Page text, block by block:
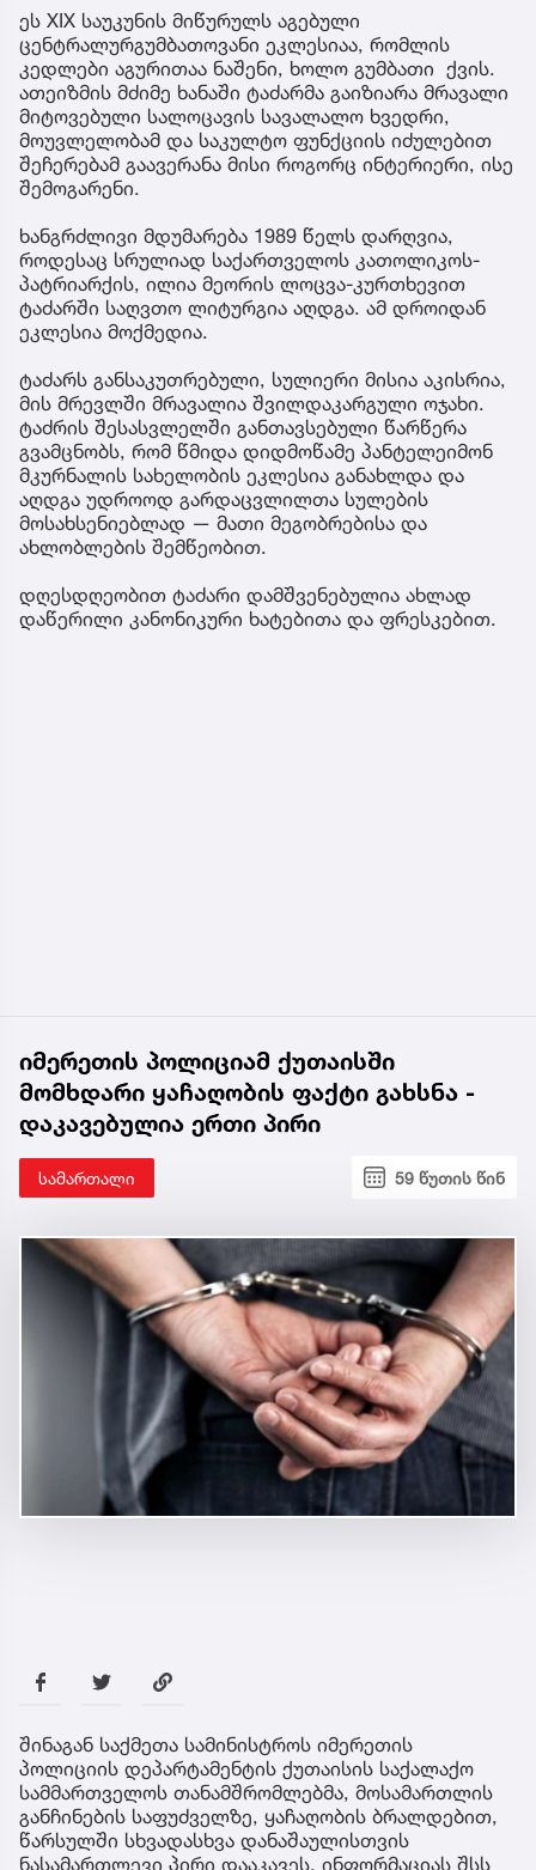
ეს XIX საუკუნის მიწურულს აგებული
ცენტრალურგუმბათოვანი ეკლესიაა, რომლის
კედლები აგურითაა ნაშენი, ხოლო გუმბათი ქვის.
ათეიზმის მძიმე ხანაში ტაძარმა გაიზიარა მრავალი
მიტოვებული სალოცავის სავალალო ხვედრი,
მოუვლელობამ და საკულტო ფუნქციის იძულებით
შეჩერებამ გაავერანა მისი როგორც ინტერიერი, ისე
შემოგარენი.
ხანგრძლივი მდუმარება 1989 წელს დარღვია,
როდესაც სრულიად საქართველოს კათოლიკოს-
პატრიარქის, ილია მეორის ლოცვა-კურთხევით
ტაძარში საღვთო ლიტურგია აღდგა. ამ დროიდან
ეკლესია მოქმედია.
ტაძარს განსაკუთრებული, სულიერი მისია აკისრია,
მის მრევლში მრავალია შვილდაკარგული ოჯახი.
ტაძრის შესასვლელში განთავსებული წარწერა
გვამცნობს, რომ წმიდა დიდმოწამე პანტელეიმონ
მკურნალის სახელობის ეკლესია განახლდა და
აღდგა უდროოდ გარდაცვლილთა სულების
მოსახსენიებლად — მათი მეგობრებისა და
ახლობლების შემწეობით.
დღესდღეობით ტაძარი დამშვენებულია ახლად
დაწერილი კანონიკური ხატებითა და ფრესკებით.
იმერეთის პოლიციამ ქუთაისში
მომხდარი ყაჩაღობის ფაქტი გახსნა -
დაკავებულია ერთი პირი
სამართალი 59 წუთის წინ
შინაგან საქმეთა სამინისტროს იმერეთის
პოლიციის დეპარტამენტის ქუთაისის საქალაქო
სამმართველოს თანამშრომლებმა, მოსამართლის
განჩინების საფუძველზე, ყაჩაღობის ბრალდებით,
წარსულში სხვადასხვა დანაშაულისთვის
ნასამართლევი პირი დააკავეს. ინფორმაციას შსს